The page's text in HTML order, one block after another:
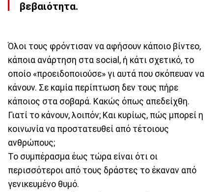
βεβαιότητα.
Όλοι τους φρόντισαν να αφήσουν κάποιο βίντεο,
κάποια ανάρτηση στα social, ή κάτι σχετικό, το
οποίο «προειδοποιούσε» γι αυτά που σκόπευαν να
κάνουν. Σε καμία περίπτωση δεν τους πήρε
κάποιος στα σοβαρά. Κακώς όπως απεδείχθη.
Γιατί το κάνουν, λοιπόν; Και κυρίως, πώς μπορεί η
κοινωνία να προστατευθεί από τέτοιους
ανθρώπους;
Το συμπέρασμα έως τώρα είναι ότι οι
περισσότεροι από τους δράστες το έκαναν από
γενικευμένο θυμό.